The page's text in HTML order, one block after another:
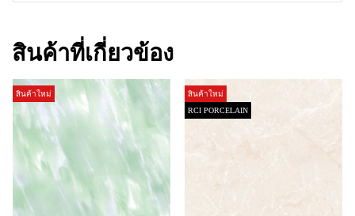
สินค้าที่เกี่ยวข้อง
สินค้าใหม่
สินค้าใหม่
RCI PORCELAIN